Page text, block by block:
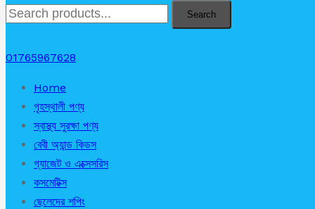
Search
01765967628
Home
গৃহস্থালী পণ্য
স্বাস্থ্য সুরক্ষা পণ্য
বেবী অ্যান্ড কিডস
গ্যাজেট ও এক্সেসরিস
কসমেটিক্স
ছেলেদের শপিং